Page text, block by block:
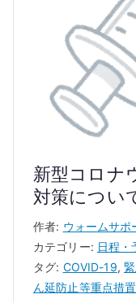
新型コロナ
対策につい
作者: ウォームサポ
カテゴリー: 日程・
タグ: COVID-19,
ん延防止等重点措置